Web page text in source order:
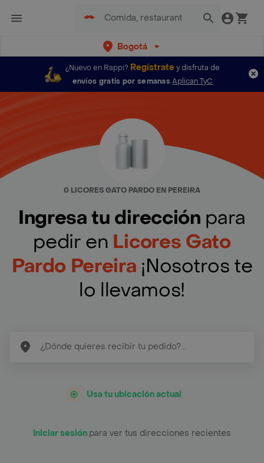
Bogotá
¿Nuevo en Rappi? Regístratey disfruta de
envíos gratis por semanas Aplican TyC
0 LICORES GATO PARDO EN PEREIRA
Ingresa tu dirección para
pedir en Licores Gato
Pardo Pereira ¡Nosotros te
lo llevamos!
Usa tu ubicación actual
Iniciar sesión para ver tus direcciones recientes